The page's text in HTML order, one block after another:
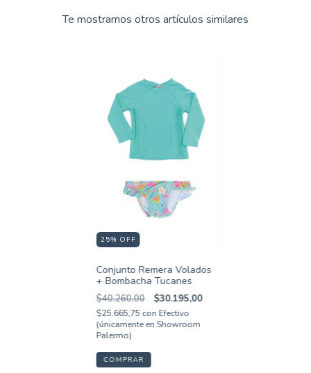
Te mostramos otros artículos similares
25% OFF
Conjunto Remera Volados
+ Bombacha Tucanes
$40.260,00 $30.195,00
$25.665,75 con Efectivo
(únicamente en Showroom
Palermo)
COMPRAR